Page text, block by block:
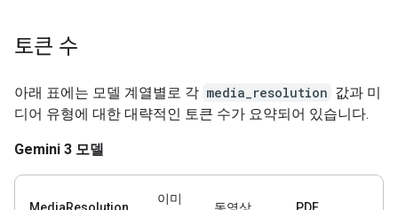
토큰 수
아래 표에는 모델 계열별로 각 media_resolution 값과 미
디어 유형에 대한 대략적인 토큰 수가 요약되어 있습니다.
Gemini 3 모델
이미